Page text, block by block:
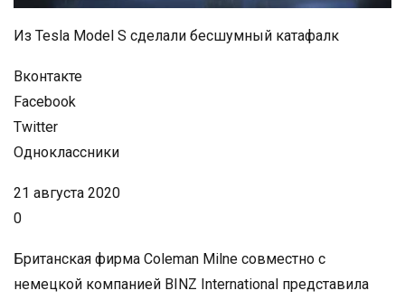
Из Tesla Model S сделали бесшумный катафалк
Вконтакте
Facebook
Twitter
Одноклассники
21 августа 2020
0
Британская фирма Coleman Milne совместно с
немецкой компанией BINZ International представила